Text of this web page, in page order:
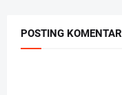
POSTING KOMENTAR